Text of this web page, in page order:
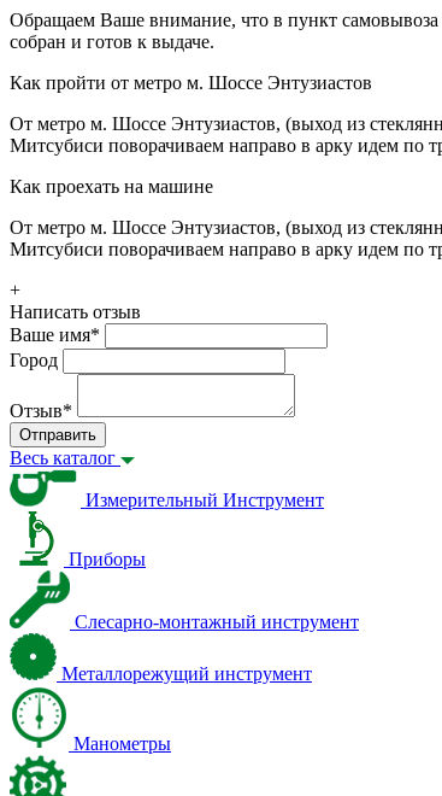
Обращаем Ваше внимание, что в пункт самовывоза
собран и готов к выдаче.
Как пройти от метро м. Шоссе Энтузиастов
От метро м. Шоссе Энтузиастов, (выход из
Митсубиси поворачиваем направо в арку идем по
Как проехать на машине
От метро м. Шоссе Энтузиастов, (выход из
Митсубиси поворачиваем направо в арку идем по
+
Написать отзыв
Ваше имя*
Город
Отзыв*
Отправить
Весь каталог
Измерительный Инструмент
Приборы
Слесарно-монтажный инструмент
Металлорежущий инструмент
Манометры